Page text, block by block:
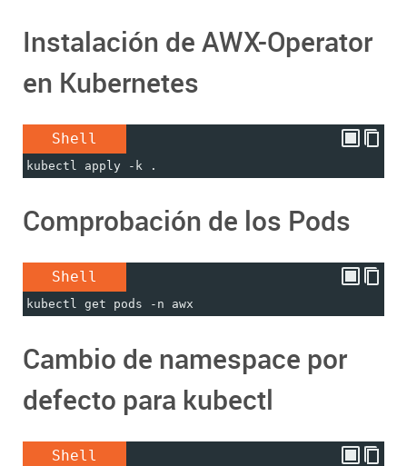
Instalación de AWX-Operator
en Kubernetes
Shell
kubectl apply -k .
Comprobación de los Pods
Shell
kubectl get pods -n awx
Cambio de namespace por
defecto para kubectl
Shell